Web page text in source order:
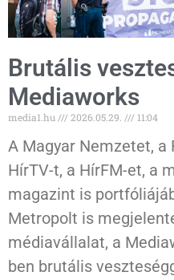
Brutális
Mediaworks
media1.hu 2026.05.29. 11:04
A Magyar Nemzetet, a
HírTV-t, a HírFM-et, a
magazint is
Metropolt is
médiavállalat, a
ben brutális